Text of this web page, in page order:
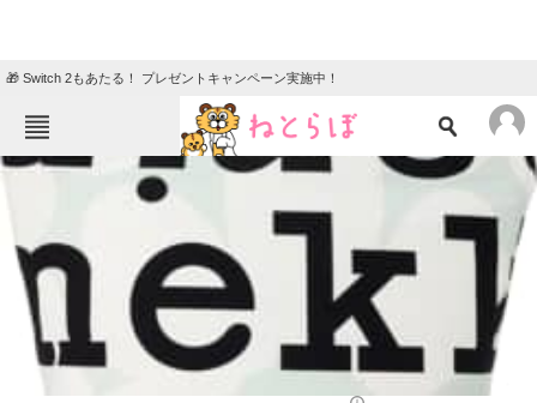
🎁 Switch 2もあたる！ プレゼントキャンペーン実施中！
ねとらぼメニュー
エンタメ
グルメ
住まい 教育・育児